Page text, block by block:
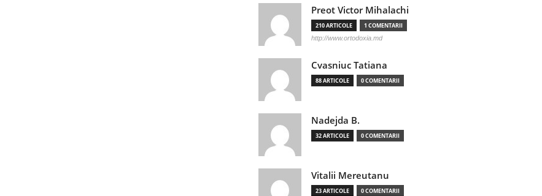
Preot Victor Mihalachi
210 ARTICOLE 1 COMENTARII
http://www.ortodoxia.md
Cvasniuc Tatiana
88 ARTICOLE 0 COMENTARII
Nadejda B.
32 ARTICOLE 0 COMENTARII
Vitalii Mereutanu
23 ARTICOLE 0 COMENTARII